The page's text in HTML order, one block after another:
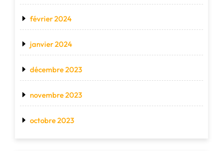
février 2024
janvier 2024
décembre 2023
novembre 2023
octobre 2023